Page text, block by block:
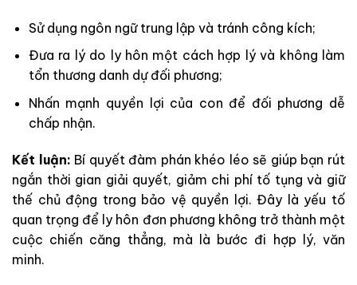
Sử dụng ngôn ngữ trung lập và tránh công kích;
Đưa ra lý do ly hôn một cách hợp lý và không làm
tổn thương danh dự đối phương;
Nhấn mạnh quyền lợi của con để đối phương dễ
chấp nhận.
Kết luận: Bí quyết đàm phán khéo léo sẽ giúp bạn rút
ngắn thời gian giải quyết, giảm chi phí tố tụng và giữ
thế chủ động trong bảo vệ quyền lợi. Đây là yếu tố
quan trọng để ly hôn đơn phương không trở thành một
cuộc chiến căng thẳng, mà là bước đi hợp lý, văn
minh.